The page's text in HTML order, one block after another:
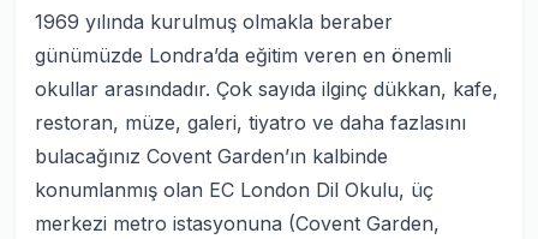
1969 yılında kurulmuş olmakla beraber
günümüzde Londra’da eğitim veren en önemli
okullar arasındadır. Çok sayıda ilginç dükkan, kafe,
restoran, müze, galeri, tiyatro ve daha fazlasını
bulacağınız Covent Garden’ın kalbinde
konumlanmış olan EC London Dil Okulu, üç
merkezi metro istasyonuna (Covent Garden,